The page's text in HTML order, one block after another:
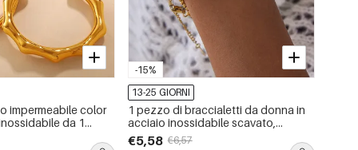
impermeabile color
da 1
-15%
13-25 GIORNI
1 pezzo di braccialetti da donna in
acciaio inossidabile scavato,
impermeabili, color oro
€5,58 €6,57